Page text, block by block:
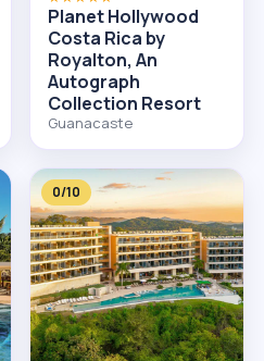
Planet Hollywood
Costa Rica by
Royalton, An
Autograph
Collection Resort
Guanacaste
0/10